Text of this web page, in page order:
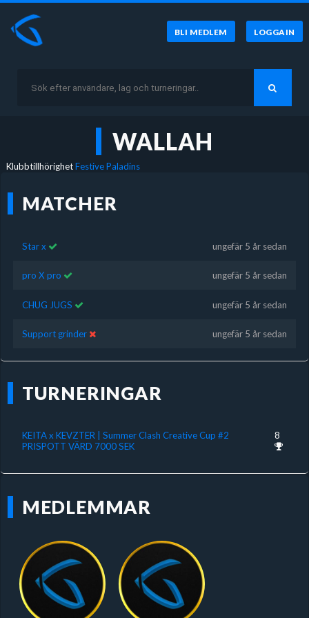
BLI MEDLEM LOGGA IN
WALLAH
KlubbtillhörighetFestive Paladins
MATCHER
Star x ungefär 5 år sedan
pro X pro ungefär 5 år sedan
CHUG JUGS ungefär 5 år sedan
Support grinder ungefär 5 år sedan
TURNERINGAR
KEITA x KEVZTER | Summer Clash Creative Cup #2
PRISPOTT VÄRD 7000 SEK
8
MEDLEMMAR